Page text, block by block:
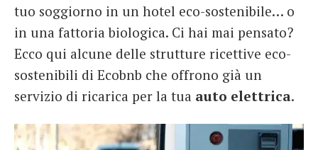
tuo soggiorno in un hotel eco-sostenibile… o
in una fattoria biologica. Ci hai mai pensato?
Ecco qui alcune delle strutture ricettive eco-
sostenibili di Ecobnb che offrono già un
servizio di ricarica per la tua auto elettrica.